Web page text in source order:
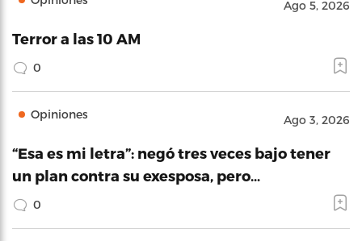
Ago 5, 2026
Terror a las 10 AM
0
Opiniones Ago 3, 2026
“Esa es mi letra”: negó tres veces bajo tener
un plan contra su exesposa, pero…
0